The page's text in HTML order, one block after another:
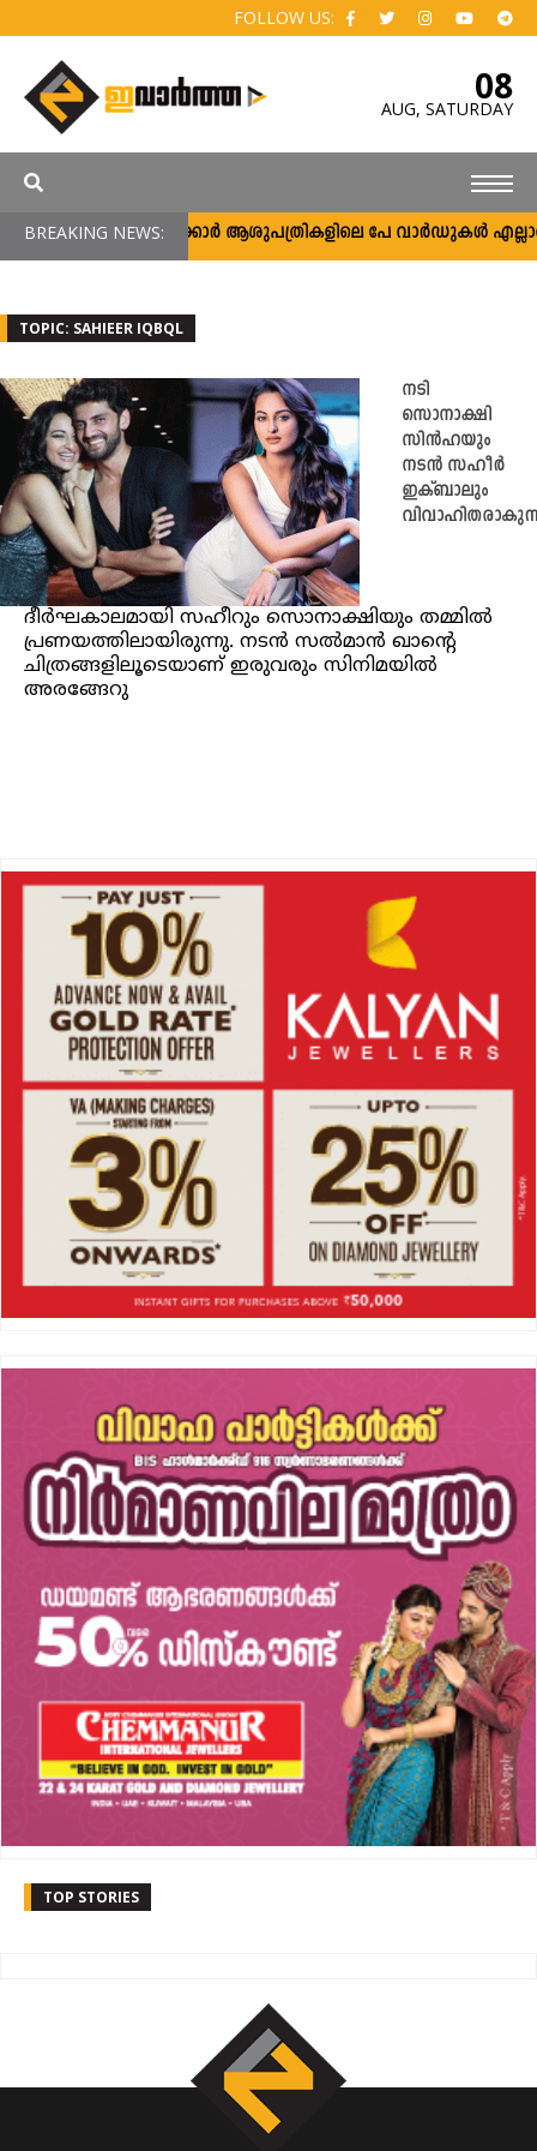
FOLLOW US:
08
AUG, SATURDAY
BREAKING NEWS:സർക്കാർ ആശുപത്രികളിലെ പേ വാർഡുകൾ
TOPIC: SAHIEER IQBQL
നടി
സൊനാക്ഷി
സിൻഹയും
നടൻ സഹീർ
ഇക്ബാലും
ദീർഘകാലമായി സഹീറും സൊനാക്ഷിയും തമ്മില്‍
പ്രണയത്തിലായിരുന്നു. നടൻ സല്‍മാൻ ഖാന്റെ
ചിത്രങ്ങളിലൂടെയാണ് ഇരുവരും സിനിമയില്‍
അരങ്ങേറു
TOP STORIES